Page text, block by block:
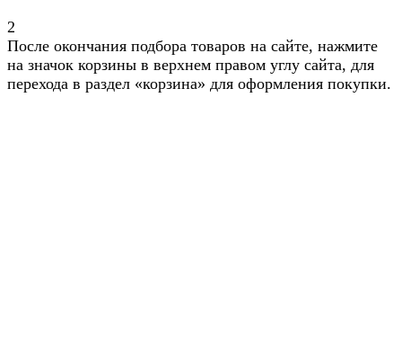
2
После окончания подбора товаров на сайте, нажмите
на значок корзины в верхнем правом углу сайта, для
перехода в раздел «корзина» для оформления покупки.